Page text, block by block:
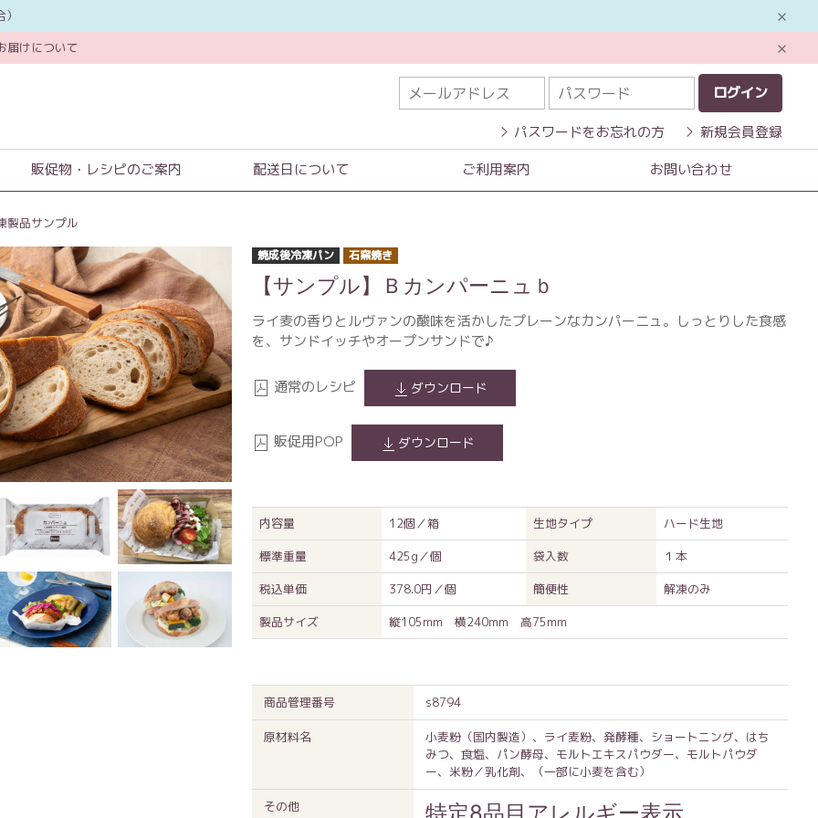
届けについて
ログイン
パスワードをお忘れの方
新規会員登録
販促物・レシピのご案内
配送日について ご利用案内 お問い合わせ
製品サンプル
焼成後冷凍パン 石窯焼き
【サンプル】Ｂカンパーニュｂ
ライ麦の香りとルヴァンの酸味を活かしたプレーンなカンパーニュ。しっとりした食感
を、サンドイッチやオープンサンドで♪
通常のレシピ ダウンロード
販促用POP ダウンロード
内容量 12個／箱 生地タイプ
ハード生地
標準重量
425g／個 袋入数
１本
税込単価
378.0円／個 簡便性
解凍のみ
製品サイズ
縦105mm 横240mm 高75mm
商品管理番号 s8794
原材料名
小麦粉（国内製造）、ライ麦粉、発酵種、ショートニング、はち
みつ、食塩、パン酵母、モルトエキスパウダー、モルトパウダ
ー、米粉／乳化剤、（一部に小麦を含む）
その他